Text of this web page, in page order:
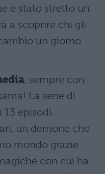
è stato stretto un
a scoprire chi gli
un giorno
, sempre con
La serie di
13 episodi.
un demone che
mondo grazie
con cui ha